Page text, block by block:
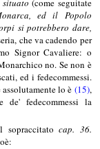
situato (come seguitate
ed il Popolo
si potrebbero dare,
che va cadendo per
Signor Cavaliere: o
no. Se non è
ed i fedecommessi.
lo è (15),
de' fedecommessi la
sopraccitatocap. 36.